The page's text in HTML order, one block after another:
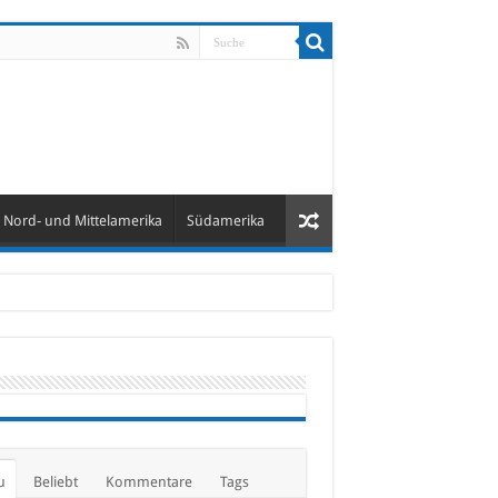
Nord- und Mittelamerika Südamerika
Beliebt Kommentare Tags